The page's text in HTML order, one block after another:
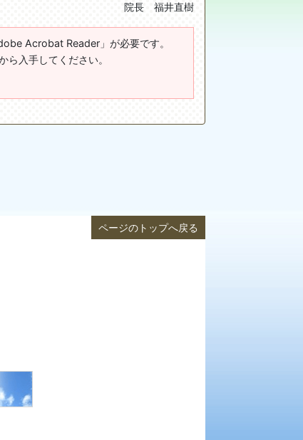
院長 福井直樹
Acrobat Reader」が必要です。
入手してください。
ページのトップへ戻る